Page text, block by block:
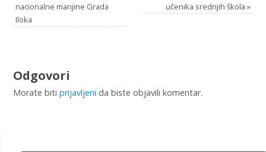
nacionalne manjine Grada
Iloka
učenika srednjih škola»
Odgovori
Morate biti prijavljeni da biste objavili komentar.